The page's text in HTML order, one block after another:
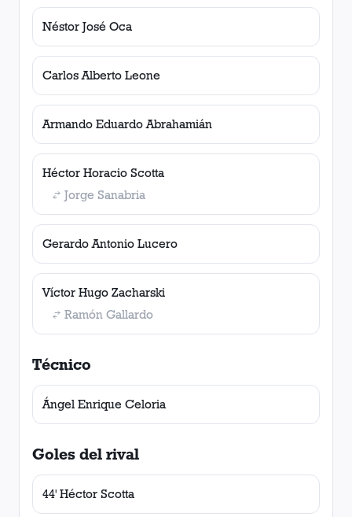
Néstor José Oca
Carlos Alberto Leone
Armando Eduardo Abrahamián
Héctor Horacio Scotta
Jorge Sanabria
Gerardo Antonio Lucero
Víctor Hugo Zacharski
Ramón Gallardo
Técnico
Ángel Enrique Celoria
Goles del rival
44' Héctor Scotta